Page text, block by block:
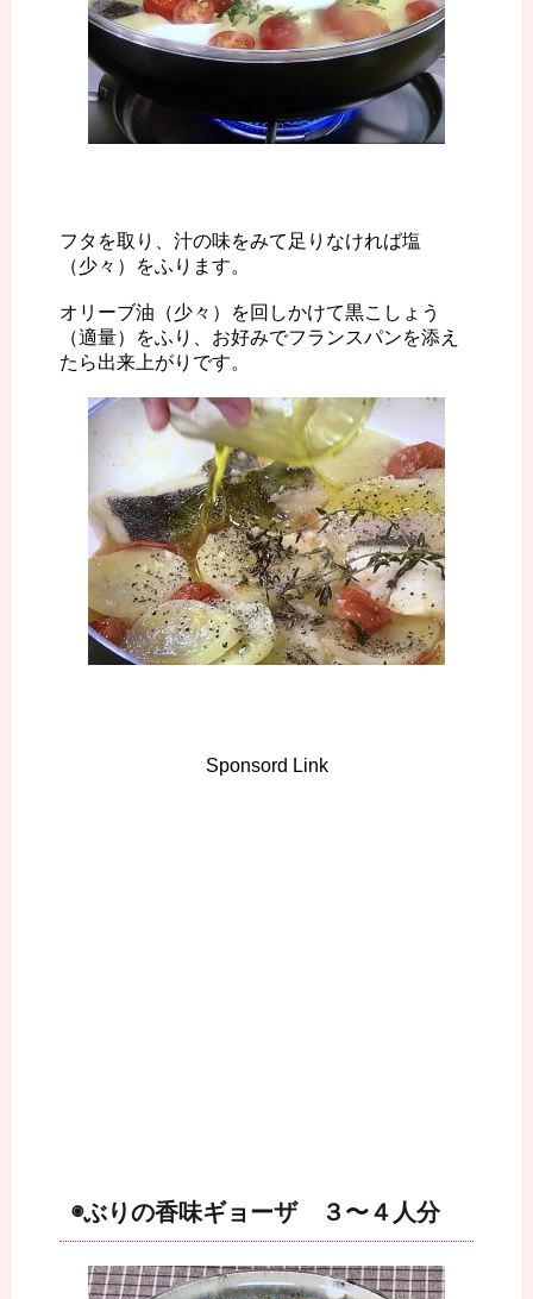
フタを取り、汁の味をみて足りなければ塩
（少々）をふります。
オリーブ油（少々）を回しかけて黒こしょう
（適量）をふり、お好みでフランスパンを添え
たら出来上がりです。
Sponsord Link
◉ぶりの香味ギョーザ ３〜４人分